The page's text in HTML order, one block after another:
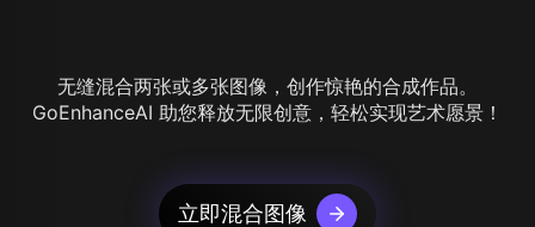
无缝混合两张或多张图像，创作惊艳的合成作品。
GoEnhanceAI 助您释放无限创意，轻松实现艺术愿景！
立即混合图像